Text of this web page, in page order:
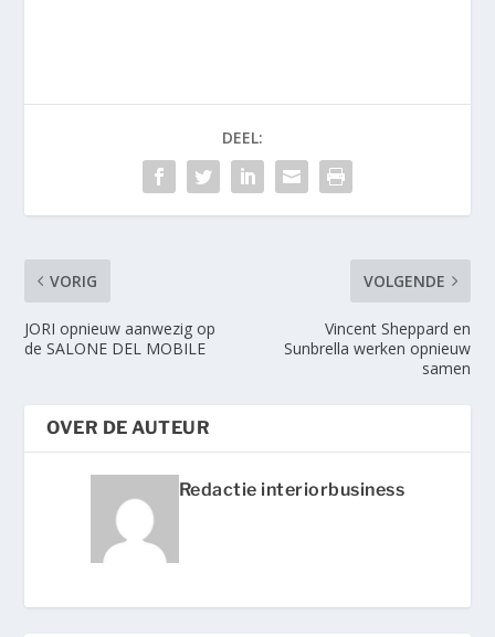
DEEL:
VORIG
JORI opnieuw aanwezig op
de SALONE DEL MOBILE
VOLGENDE
Vincent Sheppard en
Sunbrella werken opnieuw
samen
OVER DE AUTEUR
Redactie interiorbusiness